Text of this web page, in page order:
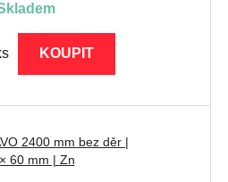
skladem
KOUPIT
2400 mm bez děr |
60 mm | Zn